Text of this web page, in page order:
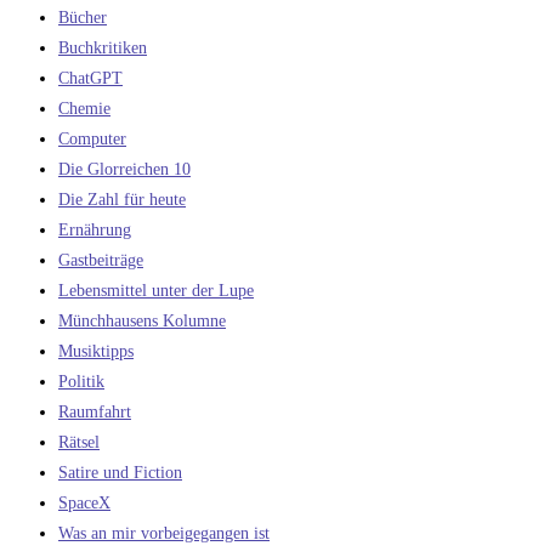
Bücher
Buchkritiken
ChatGPT
Chemie
Computer
Die Glorreichen 10
Die Zahl für heute
Ernährung
Gastbeiträge
Lebensmittel unter der Lupe
Münchhausens Kolumne
Musiktipps
Politik
Raumfahrt
Rätsel
Satire und Fiction
SpaceX
Was an mir vorbeigegangen ist